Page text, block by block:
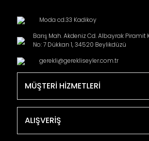
Moda cd.33 Kadikoy
Barış Mah. Akdeniz Cd. Albayrak Piramit
No: 7 Dükkan 1, 34520 Beylikdüzü
gerekli@gerekliseyler.com.tr
MÜŞTERİ HİZMETLERİ
ALIŞVERİŞ